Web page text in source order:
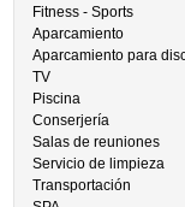
Fitness - Sports
Aparcamiento
Aparcamiento para
TV
Piscina
Conserjería
Salas de reuniones
Servicio de limpieza
Transportación